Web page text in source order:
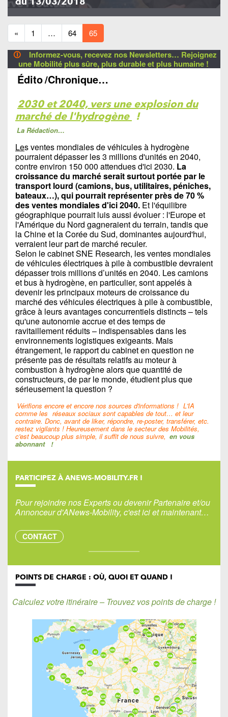
« 1 … 64 65
🛈
Informez-vous, recevez nos Newsletters… Rejoignez
une Mobilité plus sûre, plus durable et plus humaine !
Édito/Chronique…
2030 et 2040, vers une explosion du
marché de l'hydrogène !
La Rédaction…
Les ventes mondiales de véhicules à hydrogène
pourraient dépasser les 3 millions d'unités en 2040,
contre environ 150 000 attendues d'ici 2030. La
croissance du marché serait surtout portée par le
transport lourd (camions, bus, utilitaires, péniches,
bateaux…), qui pourrait représenter près de 70 %
des ventes mondiales d'ici 2040. Et l'équilibre
géographique pourrait luis aussi évoluer : l'Europe et
l'Amérique du Nord gagneraient du terrain, tandis que
la Chine et la Corée du Sud, dominantes aujourd'hui,
verraient leur part de marché reculer.
Selon le cabinet SNE Research, les ventes mondiales
de véhicules électriques à pile à combustible devraient
dépasser trois millions d’unités en 2040. Les camions
et bus à hydrogène, en particulier, sont appelés à
devenir les principaux moteurs de croissance du
marché des véhicules électriques à pile à combustible,
grâce à leurs avantages concurrentiels distincts – tels
qu'une autonomie accrue et des temps de
ravitaillement réduits – indispensables dans les
environnements logistiques exigeants. Mais
étrangement, le rapport du cabinet en question ne
présente pas de résultats relatifs au moteur à
combustion à hydrogène alors que quantité de
constructeurs, de par le monde, étudient plus que
sérieusement la question ?
Vérifions encore et encore nos sources d'informations ! L'IA
comme les réseaux sociaux sont capables de tout… et leur
contraire. Donc, avant de liker, répondre, re-poster, transférer, etc.
restez vigilants ! Heureusement dans le secteur des Mobilités,
c'est beaucoup plus simple, il suffit de nous suivre, en vous
abonnant !
PARTICIPEZ À ANEWS-MOBILITY.FR !
Pour rejoindre nos Experts ou devenir Partenaire et/ou
Annonceur d'ANews-Mobility, c'est ici et maintenant…
CONTACT
POINTS DE CHARGE : OÙ, QUOI ET QUAND !
Calculez votre itinéraire – Trouvez vos points de charge !